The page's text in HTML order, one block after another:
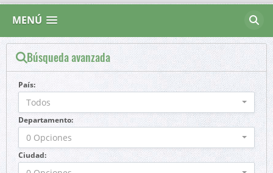
MENÚ
Búsqueda avanzada
País:
Todos
Departamento:
0 Opciones
Ciudad: